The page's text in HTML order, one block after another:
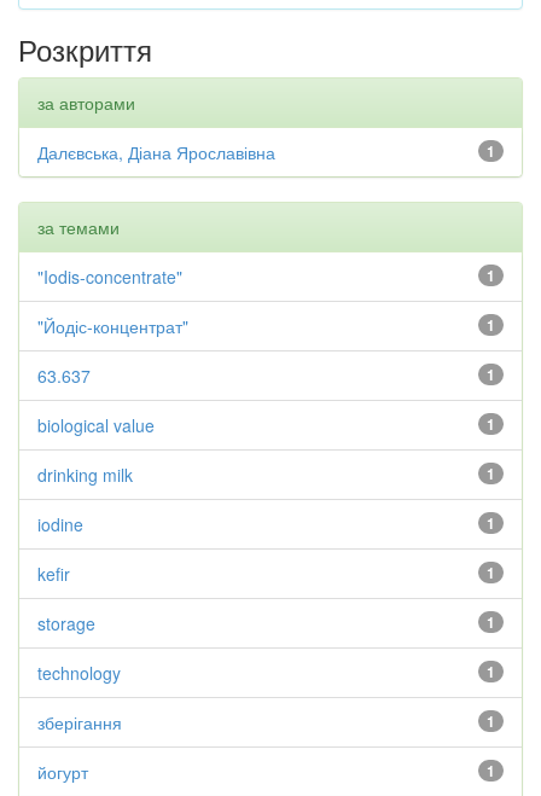
Розкриття
за авторами
1
Далєвська, Діана Ярославівна
за темами
1
"Iodis-concentrate"
1
"Йодіс-концентрат"
1
63.637
1
biological value
1
drinking milk
1
iodine
1
kefir
1
storage
1
technology
1
зберігання
1
йогурт